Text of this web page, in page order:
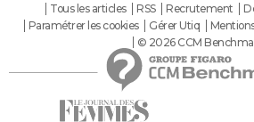
Tous les articles
RSS Recrutement
Paramétrer les cookies
Gérer Utiq
© 2026 CCM